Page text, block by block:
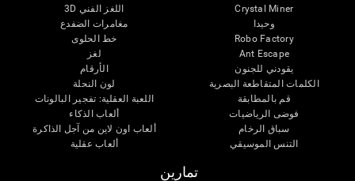
Crystal Miner
وحيدا
Robo Factory
Ant Escape
يقودني للجنون
الكلمات المتقاطعة البصرية
قم بالمطابقة
فوضى الرياضيات
سباق الرخام
التنس الموسيقي
اللغز الفني 3D
مغامرات الضفدع
خط الحلوى
لغز
الأرقام
لون النحلة
اللعبة العقلية: تفجير البالونات
ألعاب الذكاء
ألعاب اون لاين من آجل الذاكرة
ألعاب عقلية
تمارين